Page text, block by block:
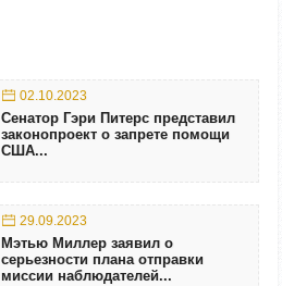
02.10.2023
Сенатор Гэри Питерс представил
законопроект о запрете помощи
США...
29.09.2023
Мэтью Миллер заявил о
серьезности плана отправки
миссии наблюдателей...